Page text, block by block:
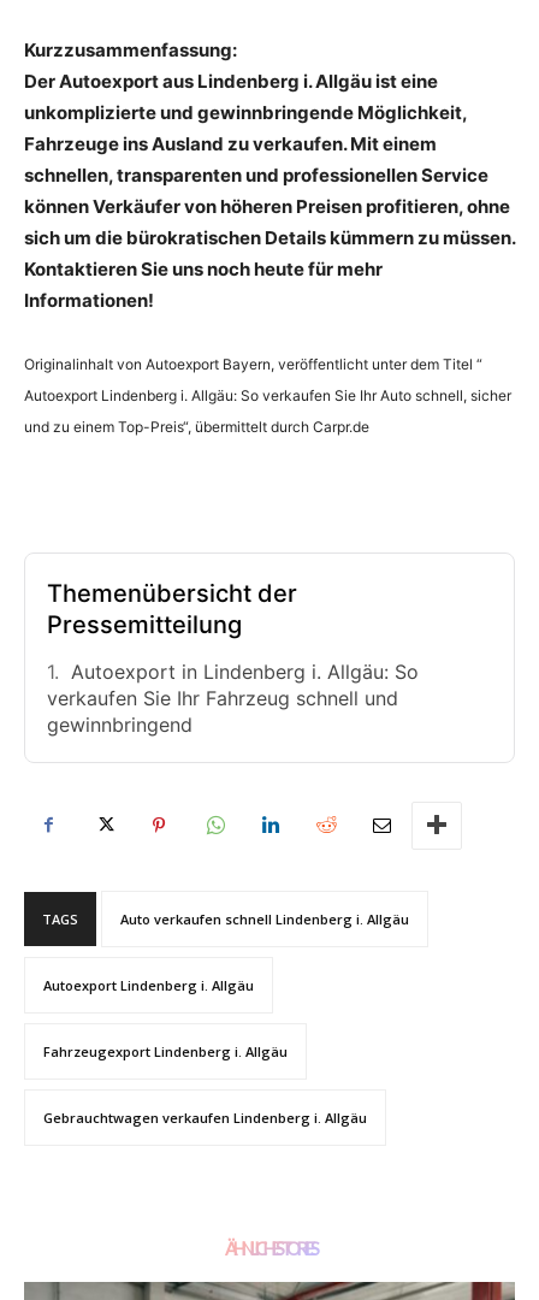
Kurzzusammenfassung:
Der Autoexport aus Lindenberg i. Allgäu ist eine
unkomplizierte und gewinnbringende Möglichkeit,
Fahrzeuge ins Ausland zu verkaufen. Mit einem
schnellen, transparenten und professionellen Service
können Verkäufer von höheren Preisen profitieren, ohne
sich um die bürokratischen Details kümmern zu müssen.
Kontaktieren Sie uns noch heute für mehr
Informationen!
Originalinhalt von Autoexport Bayern, veröffentlicht unter dem Titel “
Autoexport Lindenberg i. Allgäu: So verkaufen Sie Ihr Auto schnell, sicher
und zu einem Top-Preis“, übermittelt durch Carpr.de
Themenübersicht der
Pressemitteilung
Autoexport in Lindenberg i. Allgäu: So
verkaufen Sie Ihr Fahrzeug schnell und
gewinnbringend
TAGS Auto verkaufen schnell Lindenberg i. Allgäu
Autoexport Lindenberg i. Allgäu
Fahrzeugexport Lindenberg i. Allgäu
Gebrauchtwagen verkaufen Lindenberg i. Allgäu
ÄHNLICHE STORIES